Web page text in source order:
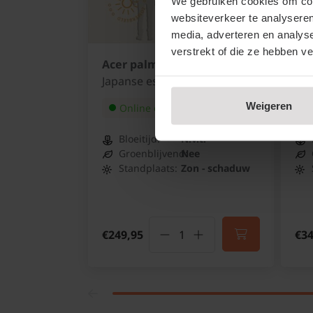
websiteverkeer te
media, adverteren en
verstrekt of die ze hebben
Weigeren
Acer palmatum - boomvorm
Japanse esdoorn
Online op voorraad
Bloeitijd:
N.v.t.
Groenblijvend:Nee
Standplaats: Zon - schaduw
€249,95